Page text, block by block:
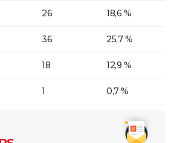
26 18,6 %
36 25,7 %
18 12,9 %
1 0,7 %